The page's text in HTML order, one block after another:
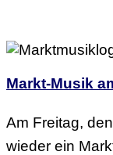
Markt-Musik
Am Freitag,
wieder ein